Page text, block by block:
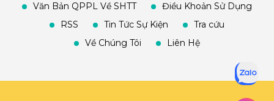
Văn Bản QPPL Về SHTT
Điều Khoản Sử Dụng
RSS
Tin Tức Sự Kiện
Tra cứu
Về Chúng Tôi
Liên Hệ